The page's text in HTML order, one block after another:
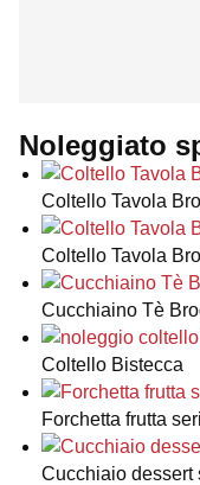
Noleggiato
Coltello Tavola
Coltello Tavola
Cucchiaino Tè
Coltello Bistecca
Forchetta frutta
Cucchiaio dessert